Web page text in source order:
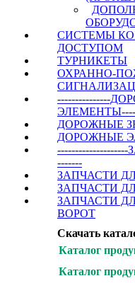
СИСТЕМЫ
ДОСТУПОМ
ТУРНИКЕТЫ
ОХРАННО-
---------------
ДОРОЖНЫЕ
ДОРОЖНЫЕ
-------
ЗАПЧАСТИ
ЗАПЧАСТИ
ЗАПЧАСТИ
ВОРОТ
Скачать
Каталог
Каталог